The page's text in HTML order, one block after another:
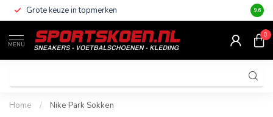
Grote keuze in topmerken Altijd
9.6
MENU
0
Home / Nike Park Sokken